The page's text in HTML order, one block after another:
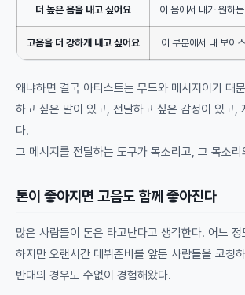
더 높은 음을 내고 싶어요 이 음에서 내가 원하
고음을 더 강하게 내고 싶어요 이 부분에서 내 보이
왜냐하면 결국 아티스트는 무드와 메시지이기 때
하고 싶은 말이 있고, 전달하고 싶은 감정이 있고,
다.
그 메시지를 전달하는 도구가 목소리고, 그 목소
톤이 좋아지면 고음도 함께 좋아진다
많은 사람들이 톤은 타고난다고 생각한다. 어느 정
하지만 오랜시간 데뷔준비를 앞둔 사람들을 코칭
반대의 경우도 수없이 경험해왔다.